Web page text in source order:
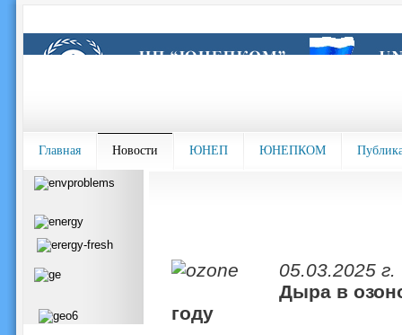
Главная Новости ЮНЕП ЮНЕПКОМ
05.03.2025 г.
Дыра в
году